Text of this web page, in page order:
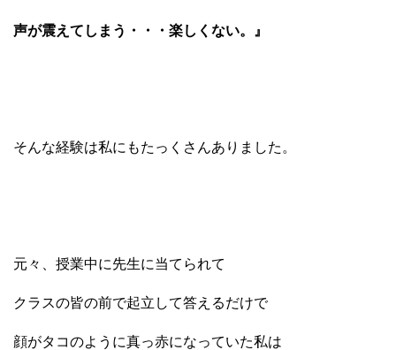
声が震えてしまう・・・楽しくない。』
そんな経験は私にもたっくさんありました。
元々、授業中に先生に当てられて
クラスの皆の前で起立して答えるだけで
顔がタコのように真っ赤になっていた私は